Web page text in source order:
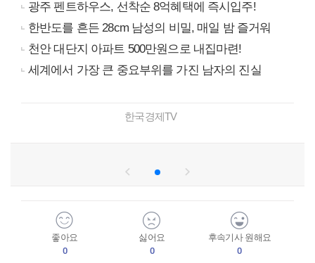
광주 펜트하우스, 선착순 8억혜택에 즉시입주!
한반도를 흔든 28cm 남성의 비밀, 매일 밤 즐거워
천안 대단지 아파트 500만원으로 내집마련!
세계에서 가장 큰 중요부위를 가진 남자의 진실
한국경제TV
좋아요
0
싫어요
0
후속기사 원해요
0